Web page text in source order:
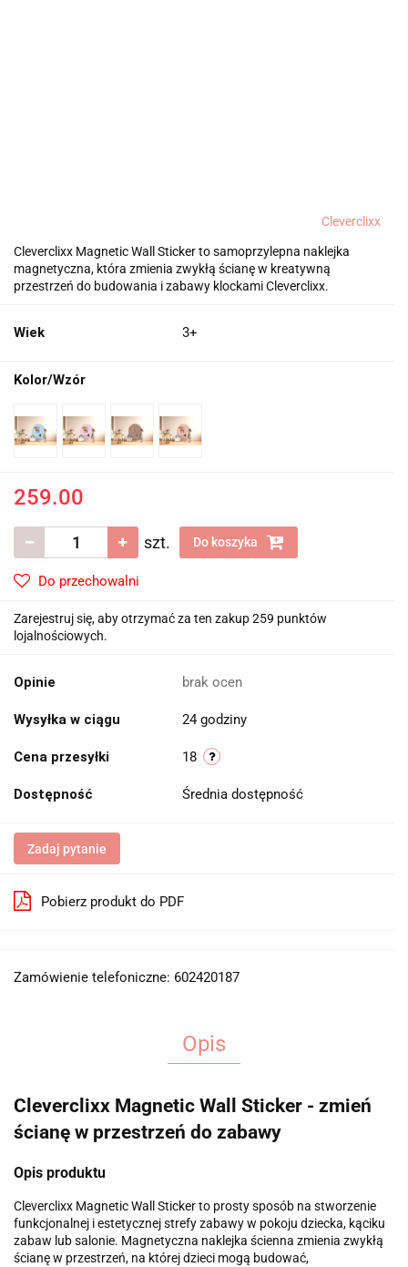
Cleverclixx
Cleverclixx Magnetic Wall Sticker to samoprzylepna naklejka
magnetyczna, która zmienia zwykłą ścianę w kreatywną
przestrzeń do budowania i zabawy klockami Cleverclixx.
Wiek 3+
Kolor/Wzór
259.00
szt. Do koszyka
Do przechowalni
Zarejestruj się, aby otrzymać za ten zakup 259 punktów
lojalnościowych.
Opinie brak ocen
Wysyłka w ciągu 24 godziny
Cena przesyłki 18
Dostępność Średnia dostępność
Zadaj pytanie
Pobierz produkt do PDF
Zamówienie telefoniczne: 602420187
Opis
Cleverclixx Magnetic Wall Sticker - zmień
ścianę w przestrzeń do zabawy
Opis produktu
Cleverclixx Magnetic Wall Sticker to prosty sposób na stworzenie
funkcjonalnej i estetycznej strefy zabawy w pokoju dziecka, kąciku
zabaw lub salonie. Magnetyczna naklejka ścienna zmienia zwykłą
ścianę w przestrzeń, na której dzieci mogą budować,